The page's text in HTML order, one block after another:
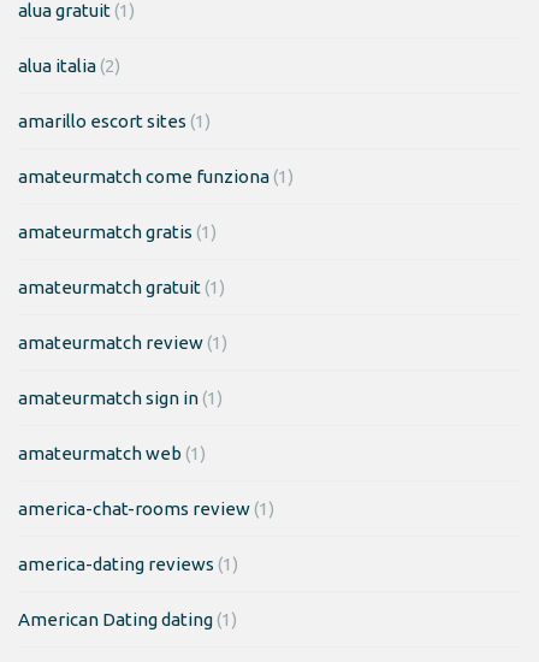
alua gratuit(1)
alua italia(2)
amarillo escort sites (1)
amateurmatch come funziona(1)
amateurmatch gratis (1)
amateurmatch gratuit(1)
amateurmatch review(1)
amateurmatch sign in(1)
amateurmatch web (1)
america-chat-rooms review(1)
america-dating reviews (1)
American Dating dating(1)